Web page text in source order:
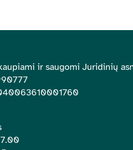
ir saugomi Juridinių